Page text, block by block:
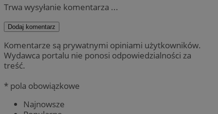
Trwa wysyłanie komentarza ...
Dodaj komentarz
Komentarze są prywatnymi opiniami użytkowników.
Wydawca portalu nie ponosi odpowiedzialności za
treść.
* pola obowiązkowe
Najnowsze